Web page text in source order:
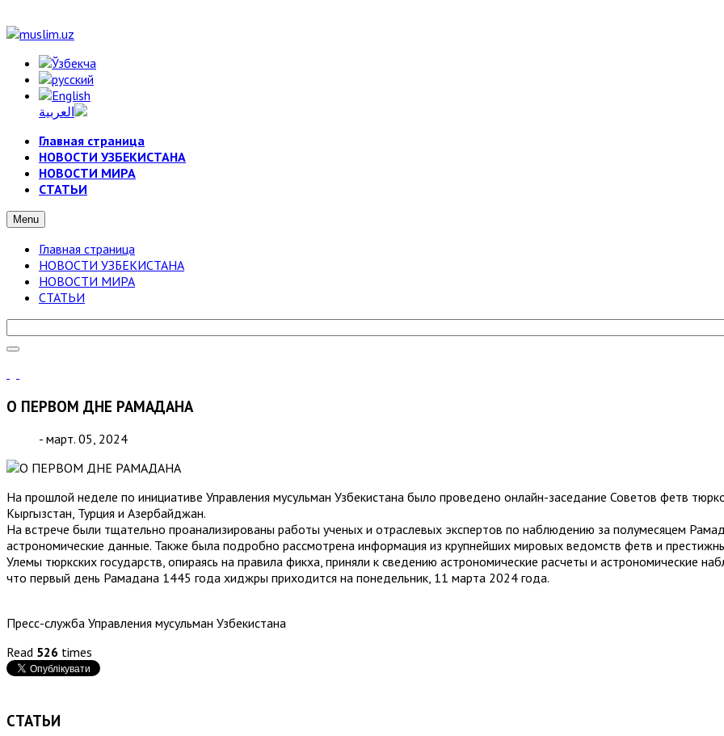
Главная страница
НОВОСТИ УЗБЕКИСТАНА
НОВОСТИ МИРА
СТАТЬИ
Menu
Главная страница
НОВОСТИ УЗБЕКИСТАНА
НОВОСТИ МИРА
СТАТЬИ
О ПЕРВОМ ДНЕ РАМАДАНА
- март. 05, 2024
На прошлой неделе по инициативе Управления мусульман Узбекистана было проведено онлайн-заседание Советов фетв
Кыргызстан, Турция и Азербайджан.
На встрече были тщательно проанализированы работы ученых и отраслевых экспертов по наблюдению за полумесяцем
астрономические данные. Также была подробно рассмотрена информация из крупнейших мировых ведомств фетв и
Улемы тюркских государств, опираясь на правила фикха, приняли к сведению астрономические расчеты и астрономические
что первый день Рамадана 1445 года хиджры приходится на понедельник, 11 марта 2024 года.
Пресс-служба Управления мусульман Узбекистана
Read 526 times
СТАТЬИ